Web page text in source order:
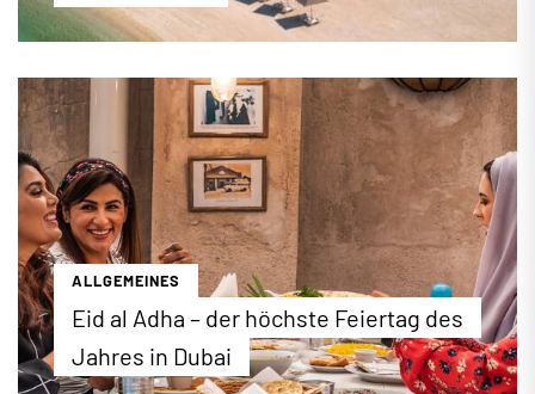
Luxus oder Budget? Wir zeigen Ihnen, welches
stellen Ihnen die besten Hotels für preisbewusste
und luxusaffine Reisende vor.
...mehr erfahren
ALLGEMEINES
Eid al Adha – der höchste Feiertag des
Jahres in Dubai